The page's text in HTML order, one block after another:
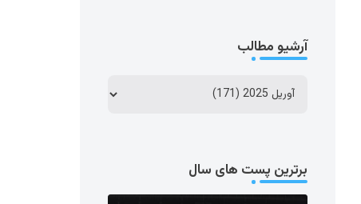
آرشیو مطالب
برترین پست های سال